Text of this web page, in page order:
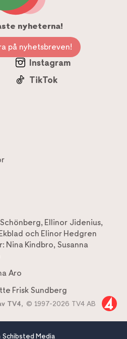
nyheterna!
på nyhetsbreven!
Instagram
TikTok
, Ellinor Jidenius,
och Elinor Hedgren
Nina Kindbro, Susanna
Aro
Frisk Sundberg
TV4, © 1997-2026 TV4 AB
Schibsted Media